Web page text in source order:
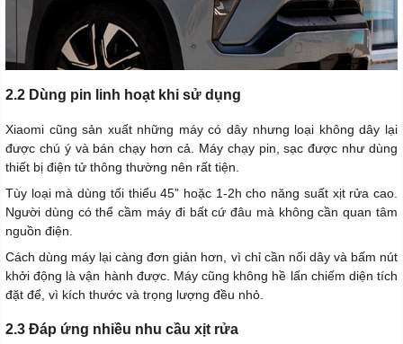
2.2 Dùng pin linh hoạt khi sử dụng
Xiaomi cũng sản xuất những máy có dây nhưng loại không dây lại
được chú ý và bán chạy hơn cả. Máy chạy pin, sạc được như dùng
thiết bị điện tử thông thường nên rất tiện.
Tùy loại mà dùng tối thiểu 45” hoặc 1-2h cho năng suất xịt rửa cao.
Người dùng có thể cầm máy đi bất cứ đâu mà không cần quan tâm
nguồn điện.
Cách dùng máy lại càng đơn giản hơn, vì chỉ cần nối dây và bấm nút
khởi động là vận hành được. Máy cũng không hề lấn chiếm diện tích
đặt để, vì kích thước và trọng lượng đều nhỏ.
2.3 Đáp ứng nhiều nhu cầu xịt rửa